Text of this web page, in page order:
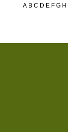
A B C D E F G H